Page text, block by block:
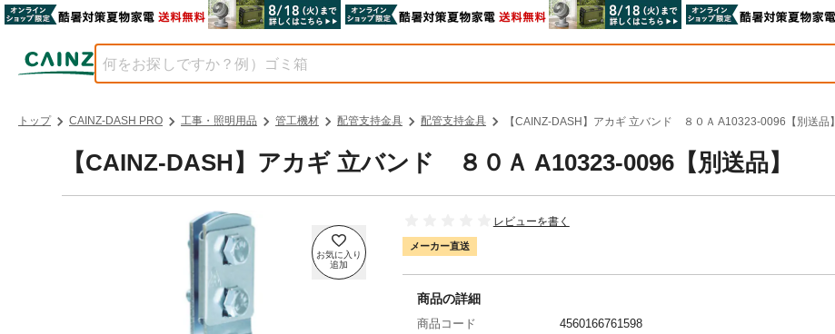
トップ CAINZ-DASH PRO 工事・照明用品 管工機材 配管支持金具 配管支持金具 【CAINZ-DASH】アカギ 立バンド ８０Ａ A10323-0096【別送品】
【CAINZ-DASH】アカギ 立バンド ８０Ａ A10323-0096【別送品】
レビューを書く
メーカー直送
商品の詳細
商品コード
4560166761598